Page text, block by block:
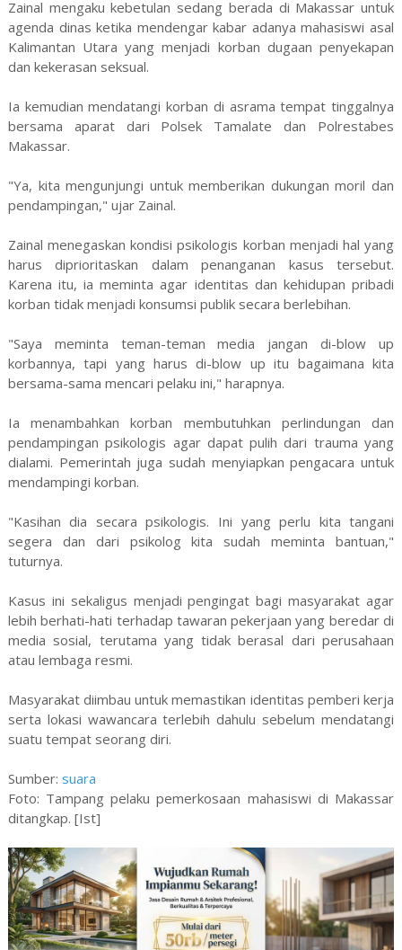
Zainal mengaku kebetulan sedang berada di Makassar untuk
agenda dinas ketika mendengar kabar adanya mahasiswi asal
Kalimantan Utara yang menjadi korban dugaan penyekapan
dan kekerasan seksual.
Ia kemudian mendatangi korban di asrama tempat tinggalnya
bersama aparat dari Polsek Tamalate dan Polrestabes
Makassar.
"Ya, kita mengunjungi untuk memberikan dukungan moril dan
pendampingan," ujar Zainal.
Zainal menegaskan kondisi psikologis korban menjadi hal yang
harus diprioritaskan dalam penanganan kasus tersebut.
Karena itu, ia meminta agar identitas dan kehidupan pribadi
korban tidak menjadi konsumsi publik secara berlebihan.
"Saya meminta teman-teman media jangan di-blow up
korbannya, tapi yang harus di-blow up itu bagaimana kita
bersama-sama mencari pelaku ini," harapnya.
Ia menambahkan korban membutuhkan perlindungan dan
pendampingan psikologis agar dapat pulih dari trauma yang
dialami. Pemerintah juga sudah menyiapkan pengacara untuk
mendampingi korban.
"Kasihan dia secara psikologis. Ini yang perlu kita tangani
segera dan dari psikolog kita sudah meminta bantuan,"
tuturnya.
Kasus ini sekaligus menjadi pengingat bagi masyarakat agar
lebih berhati-hati terhadap tawaran pekerjaan yang beredar di
media sosial, terutama yang tidak berasal dari perusahaan
atau lembaga resmi.
Masyarakat diimbau untuk memastikan identitas pemberi kerja
serta lokasi wawancara terlebih dahulu sebelum mendatangi
suatu tempat seorang diri.
Sumber: suara
Foto: Tampang pelaku pemerkosaan mahasiswi di Makassar
ditangkap. [Ist]